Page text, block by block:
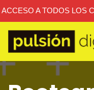
ACCESO A TODOS LOS